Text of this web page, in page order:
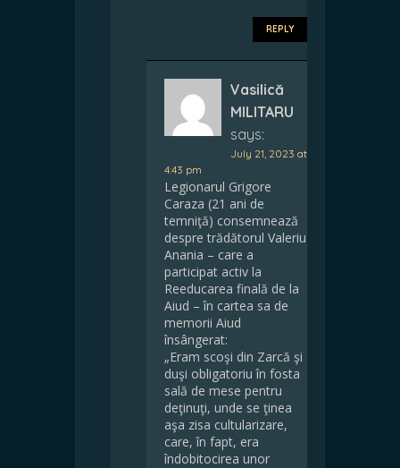
REPLY
Vasilică
MILITARU
says:
July 21, 2023 at
4:43 pm
Legionarul Grigore
Caraza (21 ani de
temniţă) consemnează
despre trădătorul Valeriu
Anania – care a
participat activ la
Reeducarea finală de la
Aiud – în cartea sa de
memorii Aiud
însângerat:
„Eram scoşi din Zarcă şi
duşi obligatoriu în fosta
sală de mese pentru
deţinuţi, unde se ţinea
aşa zisa cultularizare,
care, în fapt, era
îndobitocirea unor